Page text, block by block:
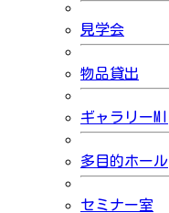
見学会
物品貸出
ギャラリーMI
多目的ホール
セミナー室